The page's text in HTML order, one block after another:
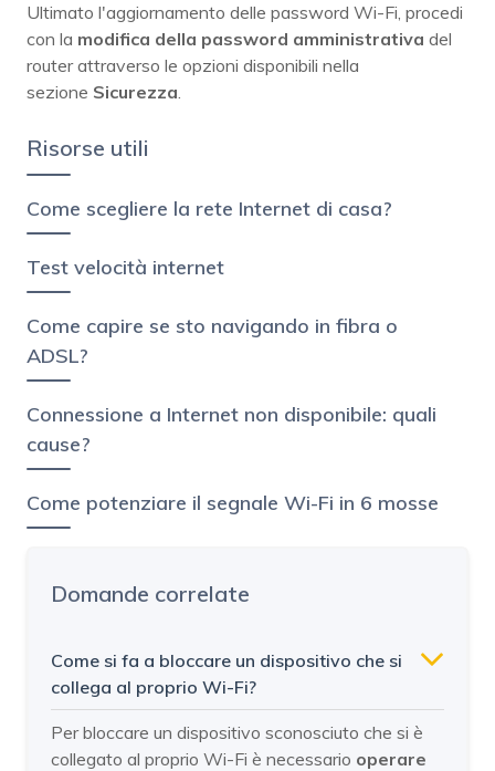
Ultimato l'aggiornamento delle password Wi-Fi, procedi
con la modifica della password amministrativa del
router attraverso le opzioni disponibili nella
sezione Sicurezza
Risorse utili
Come scegliere la rete Internet di casa?
Test velocità internet
Come capire se sto navigando in fibra o
ADSL?
Connessione a Internet non disponibile: quali
cause?
Come potenziare il segnale Wi-Fi in 6 mosse
Domande correlate
Come si fa a bloccare un dispositivo che si
collega al proprio Wi-Fi?
Per bloccare un dispositivo sconosciuto che si è
collegato al proprio Wi-Fi è necessario operare